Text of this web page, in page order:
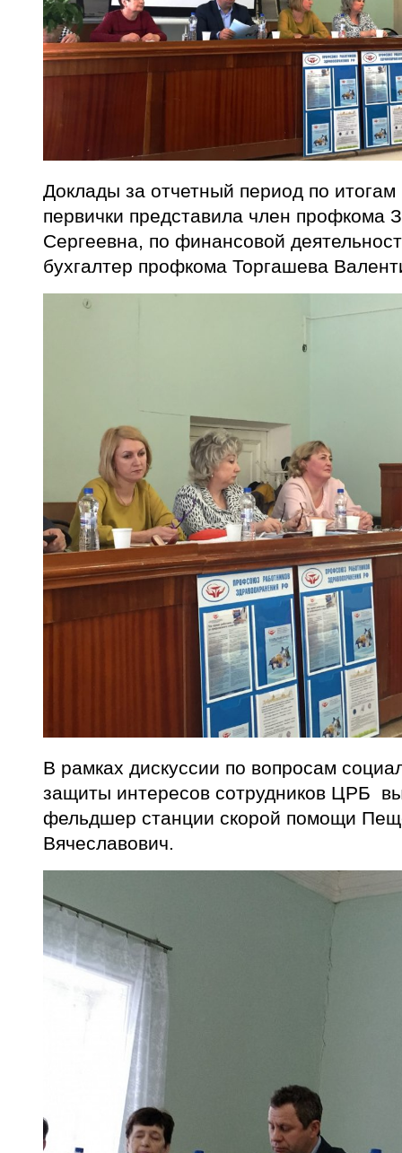
Доклады за отчетный период по
первички представила член профкома
Сергеевна, по финансовой
бухгалтер профкома Торгашева
В рамках дискуссии по вопросам
защиты интересов сотрудников ЦРБ
фельдшер станции скорой помощи
Вячеславович.